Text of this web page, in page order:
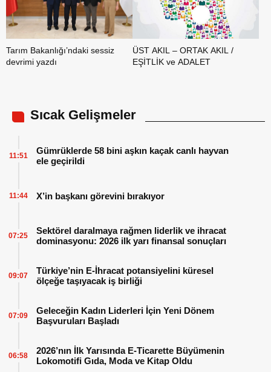
Tarım Bakanlığı’ndaki sessiz
devrimi yazdı
ÜST AKIL – ORTAK AKIL /
EŞİTLİK ve ADALET
Sıcak Gelişmeler
Gümrüklerde 58 bini aşkın kaçak canlı hayvan
ele geçirildi
11:51
X’in başkanı görevini bırakıyor
11:44
Sektörel daralmaya rağmen liderlik ve ihracat
dominasyonu: 2026 ilk yarı finansal sonuçları
07:25
Türkiye’nin E-İhracat potansiyelini küresel
ölçeğe taşıyacak iş birliği
09:07
Geleceğin Kadın Liderleri İçin Yeni Dönem
Başvuruları Başladı
07:09
2026’nın İlk Yarısında E-Ticarette Büyümenin
Lokomotifi Gıda, Moda ve Kitap Oldu
06:58